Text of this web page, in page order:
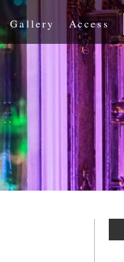
Gallery Access